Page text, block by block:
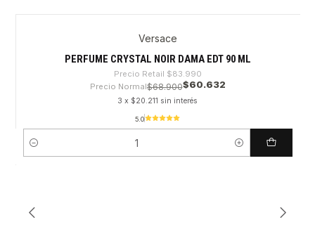
Versace
PERFUME CRYSTAL NOIR DAMA EDT 90 ML
Precio Retail $83.990
Precio Normal$68.900$60.632
3 x $20.211 sin interés
5.0
Cantidad